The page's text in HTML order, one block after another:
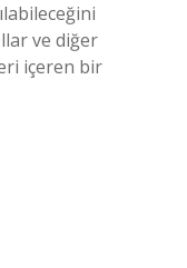
ve diğer
içeren bir